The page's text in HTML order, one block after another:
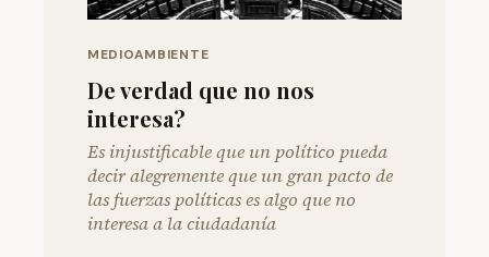
MEDIOAMBIENTE
De verdad que no nos
interesa?
Es injustificable que un político pueda
decir alegremente que un gran pacto de
las fuerzas políticas es algo que no
interesa a la ciudadanía